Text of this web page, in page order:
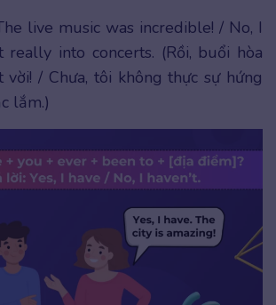
live music was incredible! / No, I
really into concerts. (Rồi, buổi hòa
vời! / Chưa, tôi không thực sự hứng
lắm.)